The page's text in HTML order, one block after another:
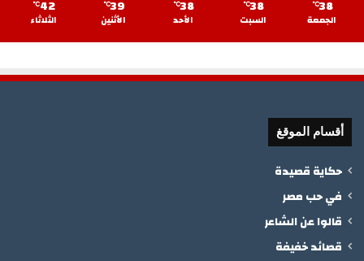
38
℃
الجمعة
38
℃
السبت
38
℃
الأحد
39
℃
الأثنين
42
℃
الثلاثاء
أقسام الموقغ
حكاية قصيدة
في حب مصر
قالوا عن الشاعر
قصائد خفيفة